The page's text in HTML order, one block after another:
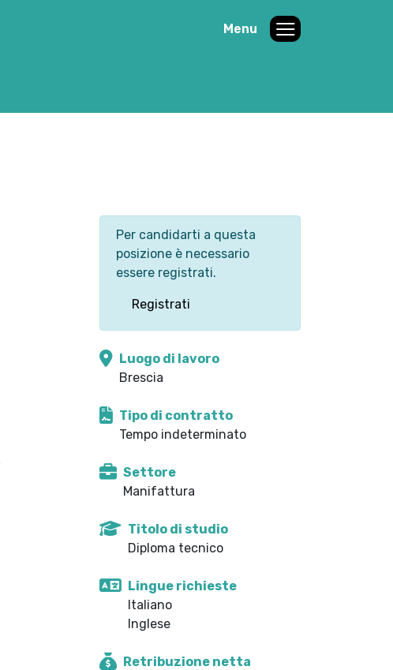
Menu
Per candidarti a questa
posizione è necessario
essere registrati.
Registrati
Luogo di lavoro
Brescia
Tipo di contratto
Tempo indeterminato
Settore
Manifattura
Titolo di studio
Diploma tecnico
Lingue richieste
Italiano
Inglese
Retribuzione netta